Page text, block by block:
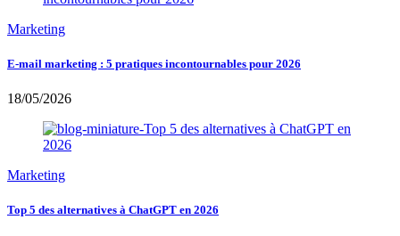
Marketing
E-mail marketing : 5 pratiques incontournables pour 2026
18/05/2026
Marketing
Top 5 des alternatives à ChatGPT en 2026